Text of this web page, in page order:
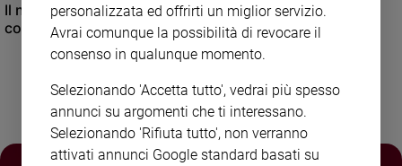
Policy
siamo
Contatti
Il nuovo numero di Famiglia Cristiana raccontato dal
condirettore.
personalizzata ed offrirti un miglior servizio.
Avrai comunque la possibilità di revocare il
consenso in qualunque momento.
Selezionando 'Accetta tutto', vedrai più spesso
annunci su argomenti che ti interessano.
Selezionando 'Rifiuta tutto', non verranno
attivati annunci Google standard basati su